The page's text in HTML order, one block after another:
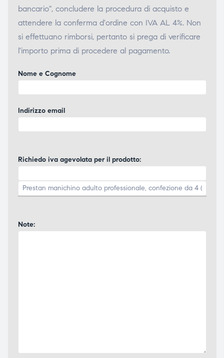
bancario", concludere la procedura di acquisto e
attendere la conferma d'ordine con IVA AL 4%. Non
si effettuano rimborsi, pertanto si prega di verificare
l'importo prima di procedere al pagamento.
Nome e Cognome
Indirizzo email
Richiedo iva agevolata per il prodotto:
Note: